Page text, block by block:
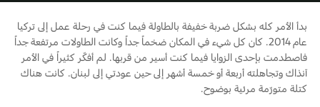
عمان
قطر
‫المملكة
خدمة الفرامل
خدمة البطارية
تغيير زيت
تغيير الفلاتر
بدأ الأمر كله بشكل ضربة خفيفة بالطاولة فيما كنت في رحلة عمل إلى تركيا
عام 2014. كان كل شيء في المكان ضخماً جداً وكانت الطاولات مرتفعة جداً
فاصطدمت بإحدى الزوايا فيما كنت أسير من قربها. لم أفكّر كثيراً في الأمر
آنذاك وتجاهلته أربعة أو خمسة أشهر إلى حين عودتي إلى لبنان. كانت هناك
كتلة متورّمة مرئية بوضوح.